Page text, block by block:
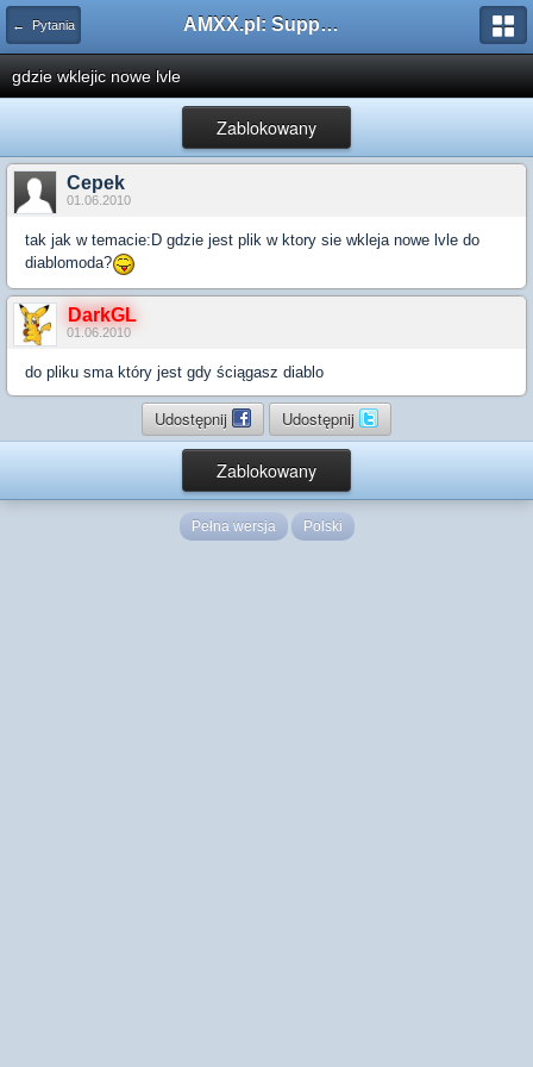
← Pytania AMXX.pl: Support AMX Mod X i SourceMod
gdzie wklejic nowe lvle
Zablokowany
Cepek
01.06.2010
tak jak w temacie:D gdzie jest plik w ktory sie wkleja nowe lvle do
diablomoda?
DarkGL
01.06.2010
do pliku sma który jest gdy ściągasz diablo
Udostępnij Udostępnij
Zablokowany
Pełna wersja Polski